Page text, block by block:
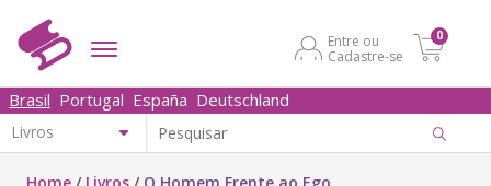
Entre ou
Cadastre-se
0
Brasil Portugal España Deutschland